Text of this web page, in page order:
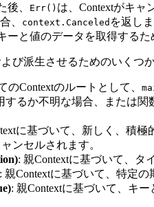
後、 Err() は、Contextがキャ
、
context.Canceled を返しま
ーと値のデータを取得するた
び派生させるためのいくつ
のContextのルートとして、
するか不明な場合、または
に基づいて、新しく、積
ンセルされます。
: 親Contextに基づいて、タ
: 親Contextに基づいて、特定の
: 親Contextに基づいて、キ